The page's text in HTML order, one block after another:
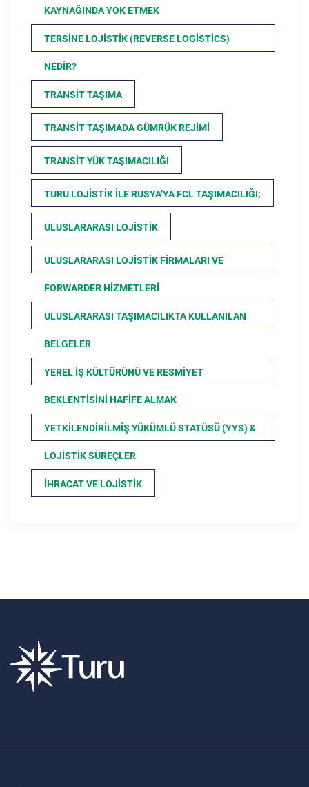
KAYNAĞINDA YOK ETMEK
TERSINE LOJISTIK (REVERSE LOGISTICS)
NEDIR?
TRANSIT TAŞIMA
TRANSIT TAŞIMADA GÜMRÜK REJIMI
TRANSIT YÜK TAŞIMACILIĞI
TURU LOJISTIK ILE RUSYA’YA FCL TAŞIMACILIĞI;
ULUSLARARASI LOJISTIK
ULUSLARARASI LOJISTIK FIRMALARI VE
FORWARDER HIZMETLERI
ULUSLARARASI TAŞIMACILIKTA KULLANILAN
BELGELER
YEREL İŞ KÜLTÜRÜNÜ VE RESMIYET
BEKLENTISINI HAFIFE ALMAK
YETKILENDIRILMIŞ YÜKÜMLÜ STATÜSÜ (YYS) &
LOJISTIK SÜREÇLER
İHRACAT VE LOJISTIK